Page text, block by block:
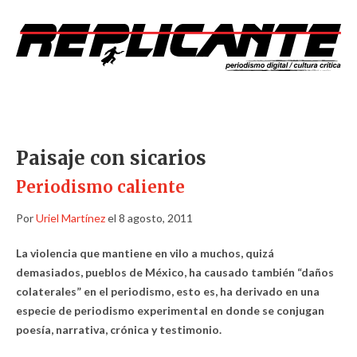
Paisaje con sicarios
Periodismo caliente
PorUriel Martínezel 8 agosto, 2011
La violencia que mantiene en vilo a muchos, quizá
demasiados, pueblos de México, ha causado también “daños
colaterales” en el periodismo, esto es, ha derivado en una
especie de periodismo experimental en donde se conjugan
poesía, narrativa, crónica y testimonio.